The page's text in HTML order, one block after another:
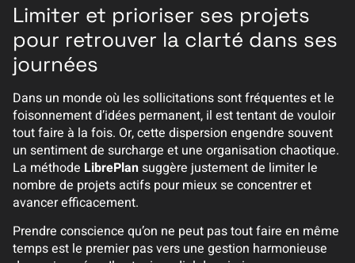
Limiter et prioriser ses projets
pour retrouver la clarté dans ses
journées
Dans un monde où les sollicitations sont fréquentes et le
foisonnement d’idées permanent, il est tentant de vouloir
tout faire à la fois. Or, cette dispersion engendre souvent
un sentiment de surcharge et une organisation chaotique.
La méthode LibrePlansuggère justement de limiter le
nombre de projets actifs pour mieux se concentrer et
avancer efficacement.
Prendre conscience qu’on ne peut pas tout faire en même
temps est le premier pas vers une gestion harmonieuse